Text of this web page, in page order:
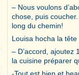
– Nous voulons
chose, puis
long du chemin!
Louisa hocha la tête
– D’accord, ajoutez
la cuisine préparer